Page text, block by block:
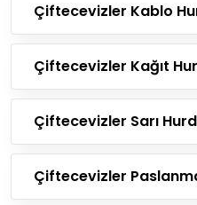
Çiftecevizler Kablo
Çiftecevizler Kağıt
Çiftecevizler Sarı
Çiftecevizler